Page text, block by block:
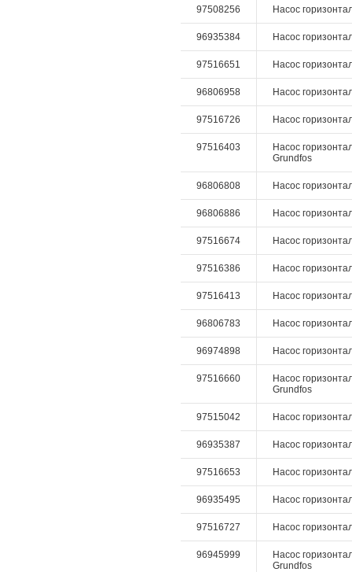
97508256 Насос
96935384 Насос
97516651 Насос
96806958 Насос
97516726 Насос
97516403
Насос
Grundfos
96806808 Насос
96806886 Насос
97516674 Насос
97516386 Насос
97516413 Насос
96806783 Насос
96974898 Насос
97516660
Насос
Grundfos
97515042 Насос
96935387 Насос
97516653 Насос
96935495 Насос
97516727 Насос
96945999
Насос
Grundfos